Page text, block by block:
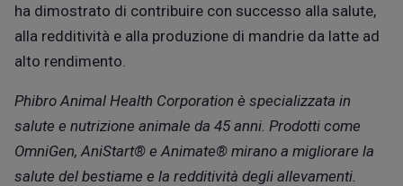
ha dimostrato di contribuire con successo alla salute,
alla redditività e alla produzione di mandrie da latte ad
alto rendimento.
Phibro Animal Health Corporation è specializzata in
salute e nutrizione animale da 45 anni. Prodotti come
OmniGen, AniStart® e Animate® mirano a migliorare la
salute del bestiame e la redditività degli allevamenti.